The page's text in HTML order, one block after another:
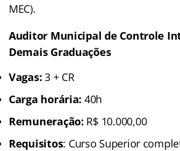
MEC).
Auditor Municipal de Controle
Demais Graduações
Vagas: 3 + CR
Carga horária: 40h
Remuneração: R$ 10.000,00
Requisitos: Curso Superior